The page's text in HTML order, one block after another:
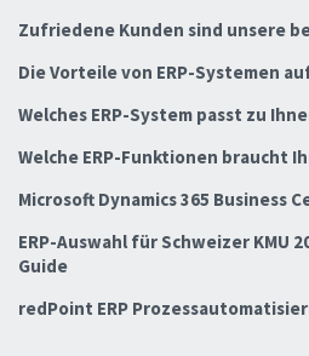
Zufriedene Kunden sind unsere
Die Vorteile von ERP-Systemen
Welches ERP-System passt zu
Welche ERP-Funktionen braucht
Microsoft Dynamics 365 Business
ERP-Auswahl für Schweizer KMU
Guide
redPoint ERP